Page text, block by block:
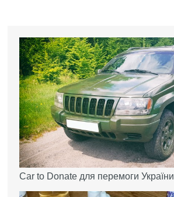
Car to Donate для перемоги України